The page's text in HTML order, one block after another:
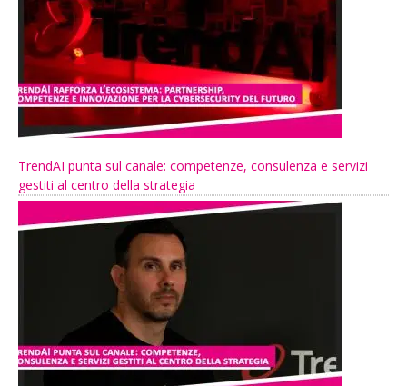
TrendAI punta sul canale: competenze, consulenza e servizi
gestiti al centro della strategia